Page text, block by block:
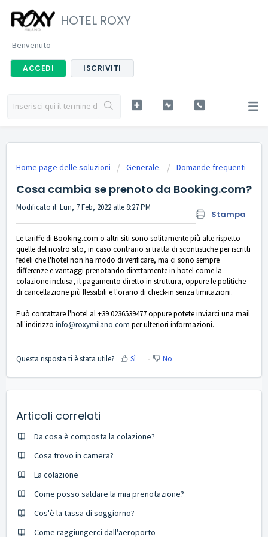
HOTEL ROXY
Benvenuto
ACCEDI ISCRIVITI
Home page delle soluzioni Generale. Domande frequenti
Cosa cambia se prenoto da Booking.com?
Stampa
Modificato il: Lun, 7 Feb, 2022 alle 8:27 PM
Le tariffe di Booking.com o altri siti sono solitamente più alte rispetto
quelle del nostro sito, in caso contrario si tratta di scontistiche per iscritti
fedeli che l'hotel non ha modo di verificare, ma ci sono sempre
differenze e vantaggi prenotando direttamente in hotel come la
colazione inclusa, il pagamento diretto in struttura, oppure le politiche
di cancellazione più flessibili el'orario di check-in senza limitazioni.
Può contattare l'hotel al+39 0236539477 oppure potete inviarci una mail
all'indirizzo info@roxymilano.com per ulteriori informazioni.
Questa risposta ti è stata utile? Sì No
Articoli correlati
Da cosa è composta la colazione?
Cosa trovo in camera?
La colazione
Come posso saldare la mia prenotazione?
Cos'è la tassa di soggiorno?
Come raggiungerci dall'aeroporto